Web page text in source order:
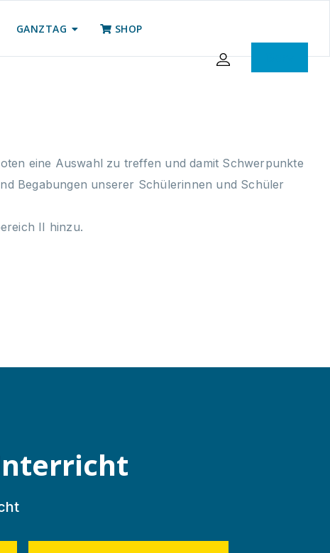
GANZTAG SHOP
eine Auswahl zu treffen und damit Schwerpunkte
Begabungen unserer Schülerinnen und Schüler
II hinzu.